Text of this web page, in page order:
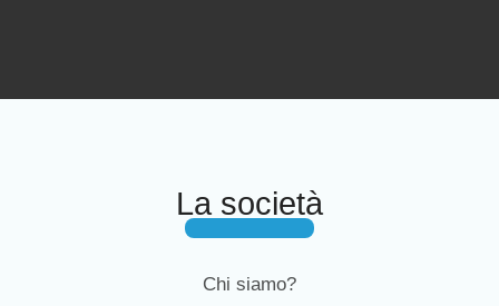
La società
Chi siamo?